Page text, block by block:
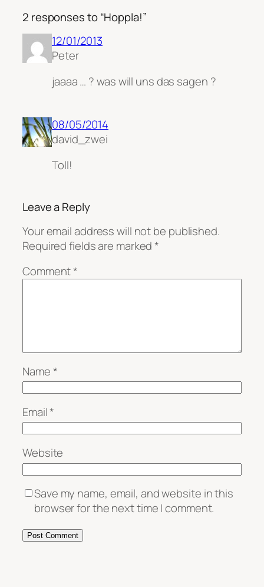
2 responses to “Hoppla!”
12/01/2013
Peter
jaaaa … ? was will uns das sagen ?
08/05/2014
david_zwei
Toll!
Leave a Reply
Your email address will not be published.
Required fields are marked*
Comment*
Name*
Email*
Website
Save my name, email, and website in this
browser for the next time I comment.